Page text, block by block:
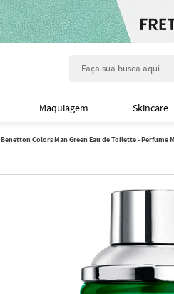
Maquiagem Skincare
Benetton Colors Man Green Eau de Toilette - Perfume